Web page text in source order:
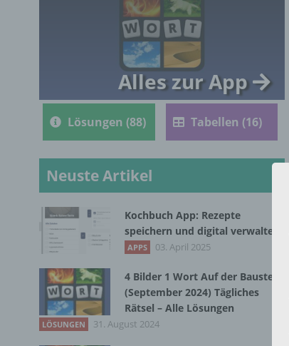
Alles zur App
Lösungen (88) Tabellen (16)
Neuste Artikel
Kochbuch App: Rezepte
speichern und digital verwalten
APPS 03. April 2025
4 Bilder 1 Wort Auf der Baustelle
(September 2024) Tägliches
Rätsel – Alle Lösungen
LÖSUNGEN 31. August 2024